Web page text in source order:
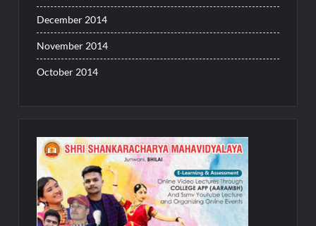
December 2014
November 2014
October 2014